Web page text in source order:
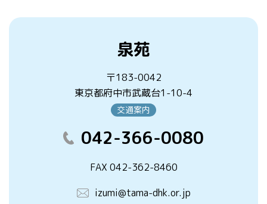
泉苑
〒183-0042
東京都府中市武蔵台1-10-4
交通案内
042-366-0080
FAX 042-362-8460
izumi@tama-dhk.or.jp